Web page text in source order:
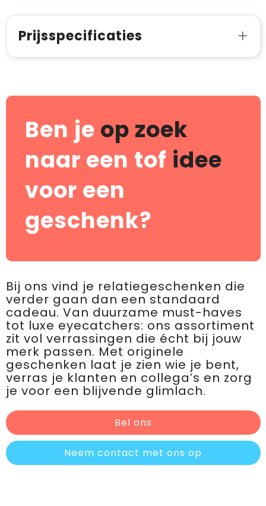
Prijsspecificaties
Ben je op zoek
naar een tof idee
voor een
geschenk?
Bij ons vind je relatiegeschenken die
verder gaan dan een standaard
cadeau. Van duurzame must-haves
tot luxe eyecatchers: ons assortiment
zit vol verrassingen die écht bij jouw
merk passen. Met originele
geschenken laat je zien wie je bent,
verras je klanten en collega’s en zorg
je voor een blijvende glimlach.
Bel ons
Neem contact met ons op